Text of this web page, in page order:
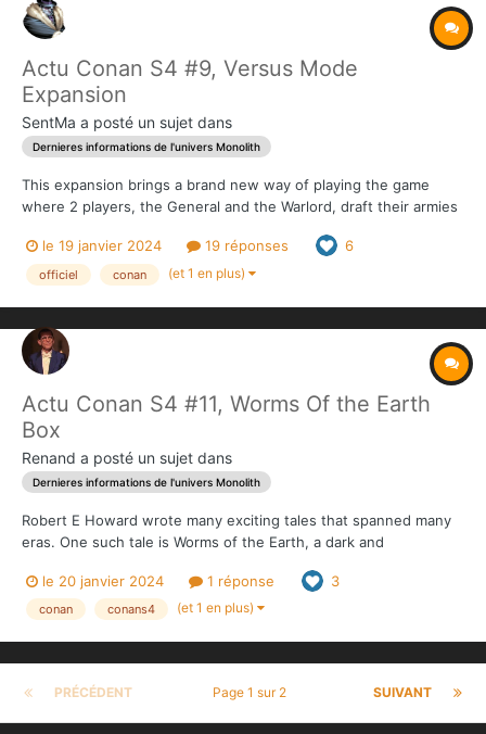
Actu Conan S4 #9, Versus Mode
Expansion
SentMa a posté un sujet dans
Dernieres informations de l'univers Monolith
This expansion brings a brand new way of playing the game
where 2 players, the General and the Warlord, draft their armies
equipped with a Book of Skelos. It is a more tactical and
competitive approach to the game than the Adventure and...
le 19 janvier 2024 19 réponses 6
officiel conan (et 1 en plus)
Actu Conan S4 #11, Worms Of the Earth
Box
Renand a posté un sujet dans
Dernieres informations de l'univers Monolith
Robert E Howard wrote many exciting tales that spanned many
eras. One such tale is Worms of the Earth, a dark and
Conan's adventures and introduces us to Bran Mak Morn, a
Pictish king and warrior. Join him on a quest for revenge infus...
le 20 janvier 2024 1 réponse 3
conan conans4 (et 1 en plus)
PRÉCÉDENT SUIVANT
Page 1 sur 2